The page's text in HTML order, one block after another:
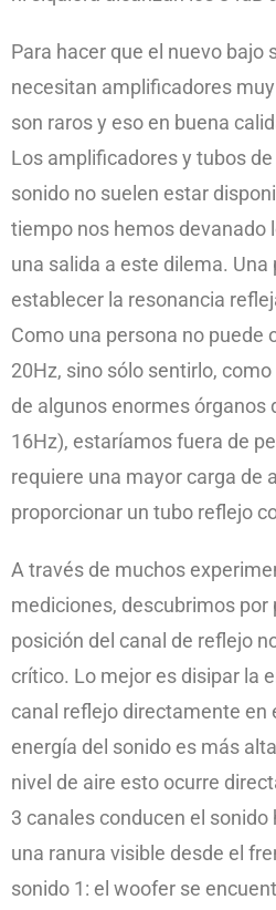
Para hacer que el nuevo bajo
necesitan amplificadores
son raros y eso en buena
Los amplificadores y tubos
sonido no suelen estar
tiempo nos hemos devanado
una salida a este dilema. Una
establecer la resonancia
Como una persona no puede
20Hz, sino sólo sentirlo,
de algunos enormes órganos
16Hz), estaríamos fuera de
requiere una mayor carga de
proporcionar un tubo reflejo
A través de muchos
mediciones, descubrimos por
posición del canal de reflejo
crítico. Lo mejor es disipar la
canal reflejo directamente en
energía del sonido es más
nivel de aire esto ocurre
3 canales conducen el sonido
una ranura visible desde el
sonido 1: el woofer se